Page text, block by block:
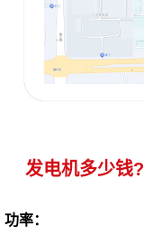
发电机多少钱?
功率：